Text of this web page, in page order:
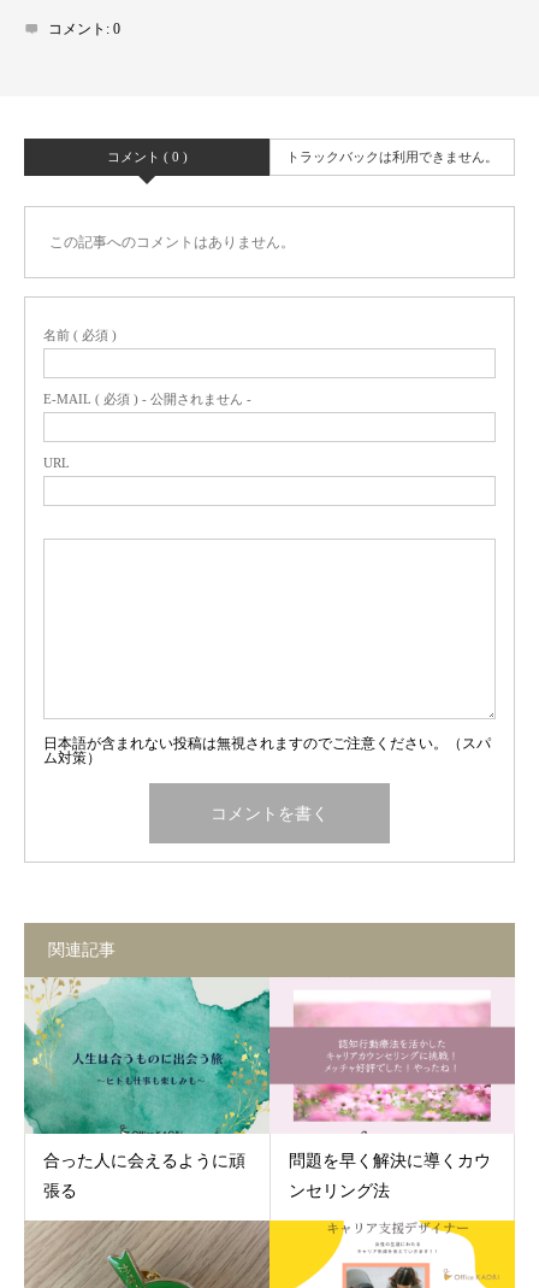
コメント: 0
コメント ( 0 ) トラックバックは利用できません。
この記事へのコメントはありません。
名前 ( 必須 )
E-MAIL ( 必須 ) - 公開されません -
URL
日本語が含まれない投稿は無視されますのでご注意ください。（スパ
ム対策）
関連記事
合った人に会えるように頑
張る
問題を早く解決に導くカウ
ンセリング法